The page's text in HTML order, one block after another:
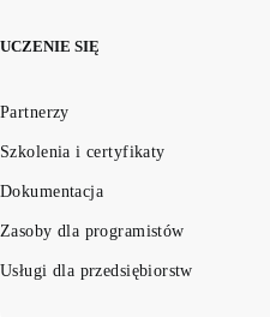
UCZENIE SIĘ
Partnerzy
Szkolenia i certyfikaty
Dokumentacja
Zasoby dla programistów
Usługi dla przedsiębiorstw